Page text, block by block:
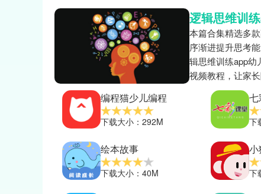
逻辑思维训
本篇合集精选多
序渐进提升思考
辑思维训练app幼
视频教程，让家
编程猫少儿编程
下载大小：292M
七
下
绘本故事
下载大小：40M
小
下